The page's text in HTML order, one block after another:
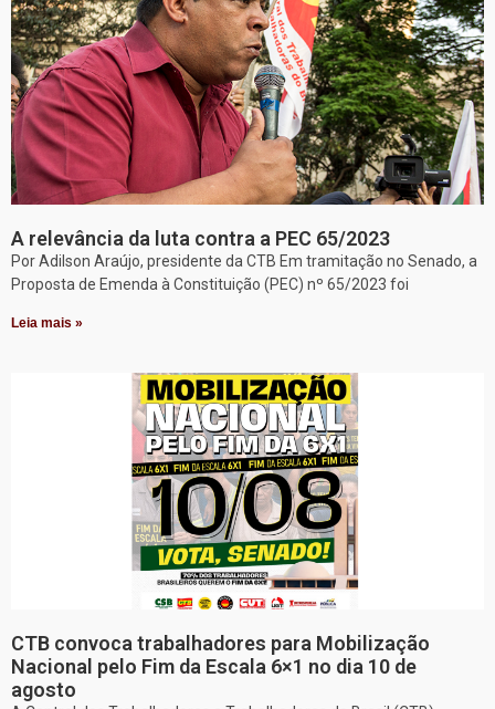
A relevância da luta contra a PEC 65/2023
Por Adilson Araújo, presidente da CTB Em tramitação no Senado, a
Proposta de Emenda à Constituição (PEC) nº 65/2023 foi
Leia mais »
CTB convoca trabalhadores para Mobilização
Nacional pelo Fim da Escala 6×1 no dia 10 de
agosto